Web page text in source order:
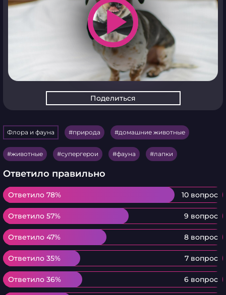
play_arrow
Поделиться
Флора и фауна природа домашние животные
животные супергерои фауна лапки
Ответило правильно
Ответило 78% 10 вопрос
Ответило 78%
Ответило 57% 9 вопрос
Ответило 57%
Ответило 47% 8 вопрос
Ответило 47%
Ответило 35% 7 вопрос
Ответило 35%
Ответило 36% 6 вопрос
Ответило 36%